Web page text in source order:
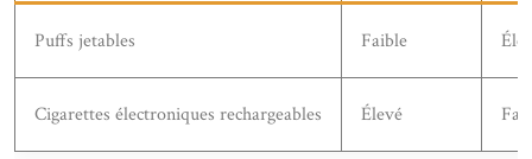
Puffs jetables Faible
Cigarettes électroniques rechargeables Élevé